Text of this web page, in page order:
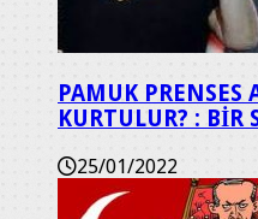
PAMUK PRENSES
KURTULUR? : BİR
25/01/2022